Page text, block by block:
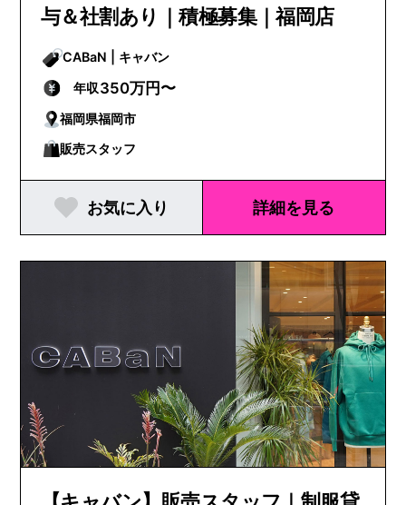
与＆社割あり｜積極募集｜福岡店
CABaN | キャバン
年収350万円〜
福岡県福岡市
販売スタッフ
お気に入り 詳細を見る